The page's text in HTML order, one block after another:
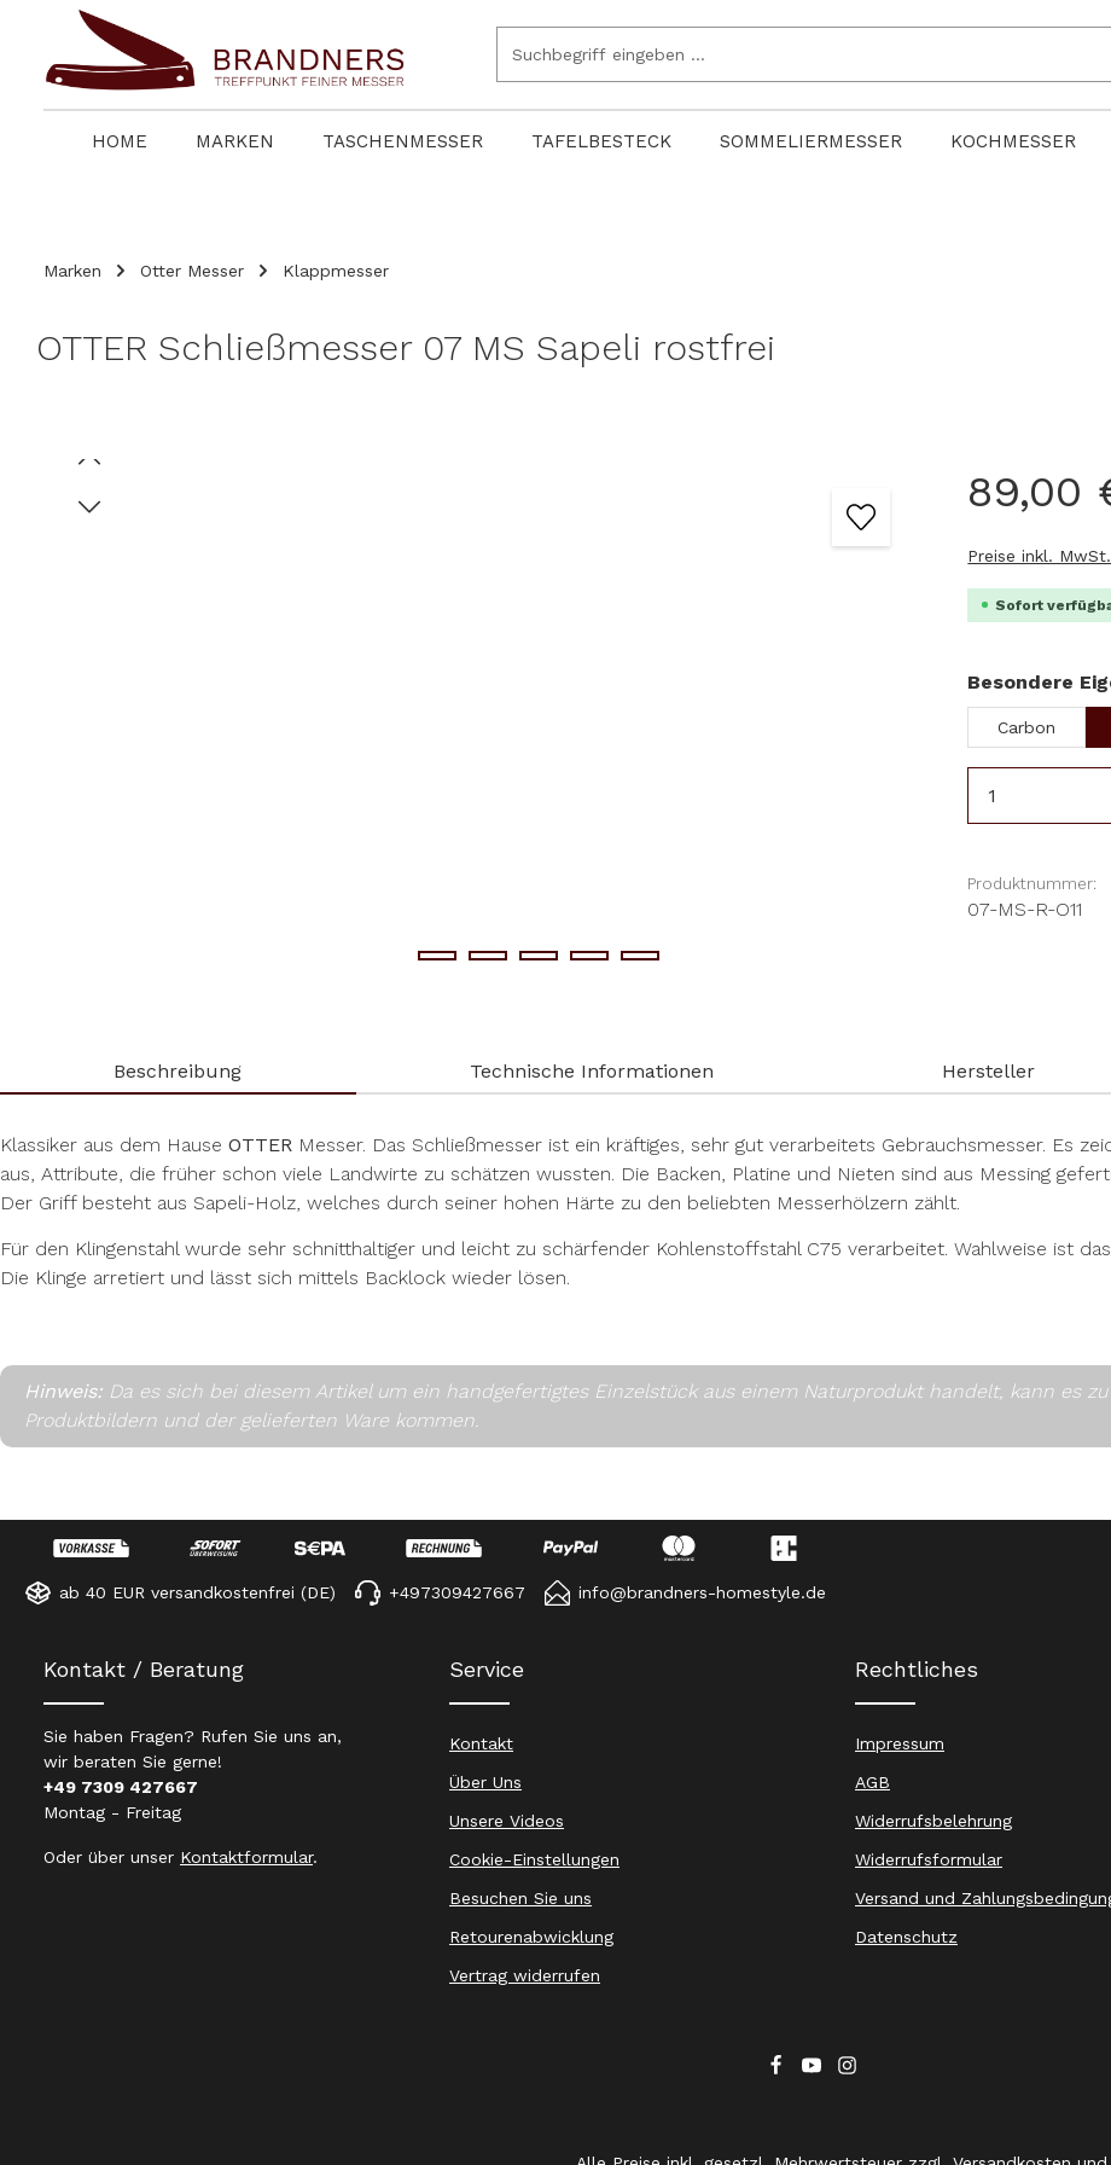
Zur Hauptnavigation springen
HOME MARKEN TASCHENMESSER TAFELBESTECK SOMMELIERMESSER KOCHMESSER
Marken Otter Messer Klappmesser
OTTER Schließmesser 07 MS Sapeli rostfrei
Bildergalerie überspringen 89,00
Preise inkl.
Sofort
Besondere
Carbon
Produkt
Produktnummer:
07-MS-R-O11
Beschreibung Technische Informationen Hersteller
Klassiker aus dem Hause OTTER Messer. Das Schließmesser ist ein kräftiges, sehr gut verarbeitets Gebrauchsmesser. Es
aus, Attribute, die früher schon viele Landwirte zu schätzen wussten. Die Backen, Platine und Nieten sind aus Messing
Der Griff besteht aus Sapeli-Holz, welches durch seiner hohen Härte zu den beliebten Messerhölzern zählt.
Für den Klingenstahl wurde sehr schnitthaltiger und leicht zu schärfender Kohlenstoffstahl C75 verarbeitet. Wahlweise ist
Die Klinge arretiert und lässt sich mittels Backlock wieder lösen.
Hinweis: Da es sich bei diesem Artikel um ein handgefertigtes Einzelstück aus einem Naturprodukt handelt, kann es
Produktbildern und der gelieferten Ware kommen.
ab 40 EUR versandkostenfrei (DE) +497309427667 info@brandners-homestyle.de
Kontakt / Beratung
Sie haben Fragen? Rufen Sie uns an,
wir beraten Sie gerne!
+49 7309 427667
Montag - Freitag
Oder über unser Kontaktformular.
Service
Kontakt
Über Uns
Unsere Videos
Cookie-Einstellungen
Besuchen Sie uns
Retourenabwicklung
Vertrag widerrufen
Rechtliches
Impressum
AGB
Widerrufsbelehrung
Widerrufsformular
Versand und
Datenschutz